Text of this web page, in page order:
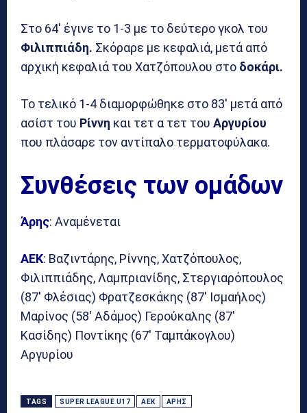
Στο 64′ έγινε το 1-3 με το δεύτερο γκολ του
Φιλιππιάδη. Σκόραρε με κεφαλιά, μετά από
αρχική κεφαλιά του Χατζόπουλου στο δοκάρι.
Το τελικό 1-4 διαμορφώθηκε στο 83′ μετά από
ασίστ του Ρίννη και τετ α τετ του Αργυρίου
που πλάσαρε τον αντίπαλο τερματοφύλακα.
Συνθέσεις των ομάδων
Άρης: Αναμένεται
ΑΕΚ: Βαζιντάρης, Ρίννης, Χατζόπουλος,
Φιλιππιάδης, Λαμπριανίδης, Στεργιαρόπουλος
(87′ Φλέσιας) Φρατζεσκάκης (87′ Ισμαήλος)
Μαρίνος (58′ Αδάμος) Γερούκαλης (87′
Κασίδης) Ποντίκης (67′ Ταμπάκογλου)
Αργυρίου
TAGS SUPER LEAGUE U17 ΑΕΚ ΆΡΗΣ